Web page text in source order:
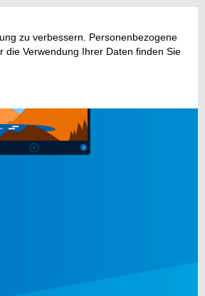
zu verbessern. Personenbezogene
die Verwendung Ihrer Daten finden Sie